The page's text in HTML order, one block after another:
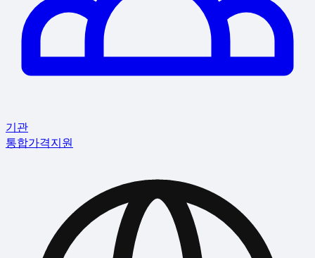
기관
통합가격지원